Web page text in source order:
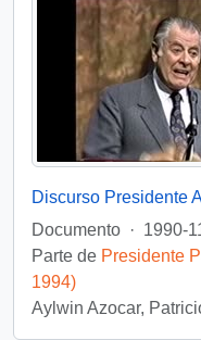
Documento · 1990-
Parte de Presidente
1994)
Aylwin Azocar,